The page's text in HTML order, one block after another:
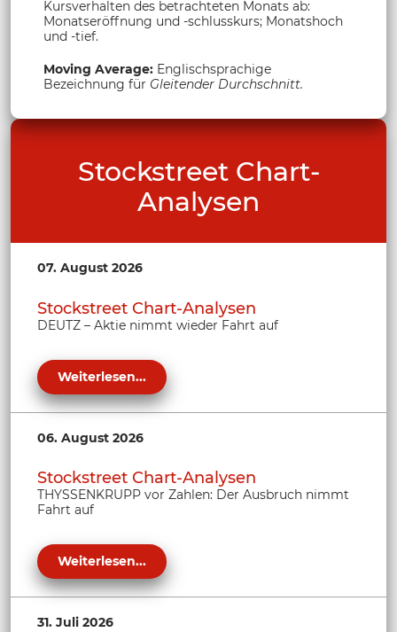
Kursverhalten des betrachteten Monats ab:
Monatseröffnung und -schlusskurs; Monatshoch
und -tief.
Moving Average: Englischsprachige
Bezeichnung für Gleitender Durchschnitt.
Stockstreet Chart-
Analysen
07. August 2026
Stockstreet Chart-Analysen
DEUTZ – Aktie nimmt wieder Fahrt auf
Weiterlesen...
06. August 2026
Stockstreet Chart-Analysen
THYSSENKRUPP vor Zahlen: Der Ausbruch nimmt
Fahrt auf
Weiterlesen...
31. Juli 2026